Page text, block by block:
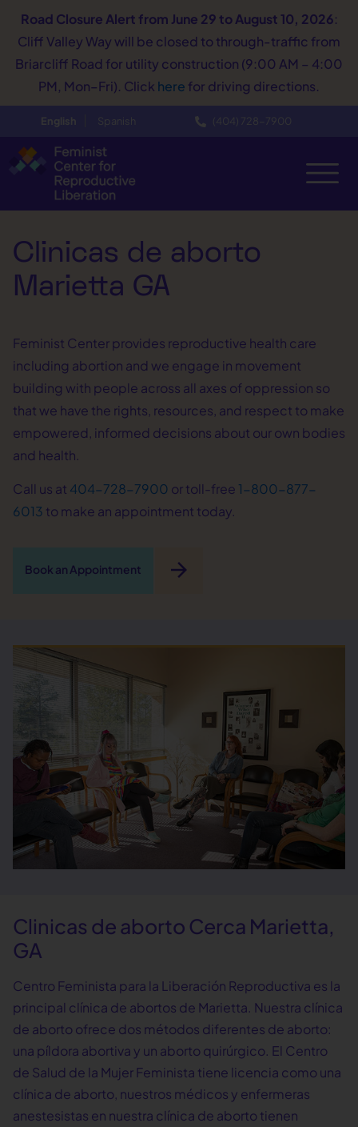
Road Closure Alert from June 29 to August 10, 2026:
Cliff Valley Way will be closed to through-traffic from
Briarcliff Road for utility construction (9:00 AM – 4:00
PM, Mon–Fri). Click here for driving directions.
English Spanish (404) 728−7900
Clinicas de aborto
Marietta GA
Feminist Center provides reproductive health care
including abortion and we engage in movement
building with people across all axes of oppression so
that we have the rights, resources, and respect to make
empowered, informed decisions about our own bodies
and health.
Call us at 404-728-7900 or toll-free 1-800-877-
6013 to make an appointment today.
Book an Appointment arrow_forward
Clinicas de aborto Cerca Marietta,
GA
Centro Feminista para la Liberación Reproductiva es la
principal clínica de abortos de Marietta. Nuestra clínica
de aborto ofrece dos métodos diferentes de aborto:
una píldora abortiva y un aborto quirúrgico. El Centro
de Salud de la Mujer Feminista tiene licencia como una
clínica de aborto, nuestros médicos y enfermeras
anestesistas en nuestra clínica de aborto tienen